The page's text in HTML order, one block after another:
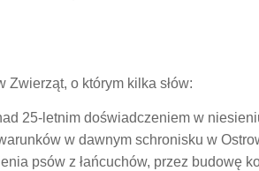
o którym kilka słów:
25-letnim doświadczeniem w
w dawnym schronisku w
psów z łańcuchów, przez budowę